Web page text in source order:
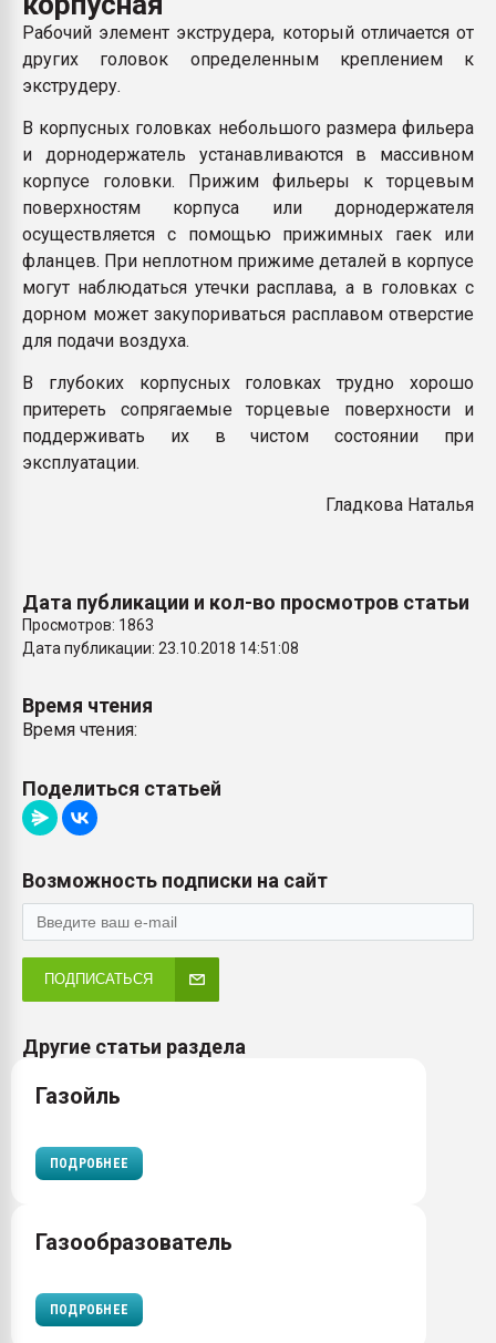
бутылок
Рабочий элемент экструдера, который отличается от
других головок определенным креплением к
экструдеру.
В корпусных головках небольшого размера фильера
и дорнодержатель устанавливаются в массивном
корпусе головки. Прижим фильеры к торцевым
поверхностям корпуса или дорнодержателя
осуществляется с помощью прижимных гаек или
фланцев. При неплотном прижиме деталей в корпусе
могут наблюдаться утечки расплава, а в головках с
дорном может закупориваться расплавом отверстие
для подачи воздуха.
В глубоких корпусных головках трудно хорошо
притереть сопрягаемые торцевые поверхности и
поддерживать их в чистом состоянии при
эксплуатации.
Гладкова Наталья
Дата публикации и кол-во просмотров статьи
Просмотров: 1863
Дата публикации: 23.10.2018 14:51:08
Время чтения
Время чтения:
Поделиться статьей
Возможность подписки на сайт
ПОДПИСАТЬСЯ
Другие статьи раздела
Газойль
ПОДРОБНЕЕ
Газообразователь
ПОДРОБНЕЕ